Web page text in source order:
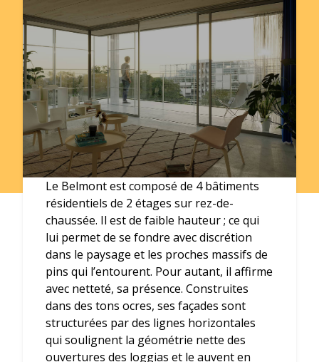
Le Belmont est composé de 4 bâtiments
résidentiels de 2 étages sur rez-de-
chaussée. Il est de faible hauteur ; ce qui
lui permet de se fondre avec discrétion
dans le paysage et les proches massifs de
pins qui l’entourent. Pour autant, il affirme
avec netteté, sa présence. Construites
dans des tons ocres, ses façades sont
structurées par des lignes horizontales
qui soulignent la géométrie nette des
ouvertures des loggias et le auvent en